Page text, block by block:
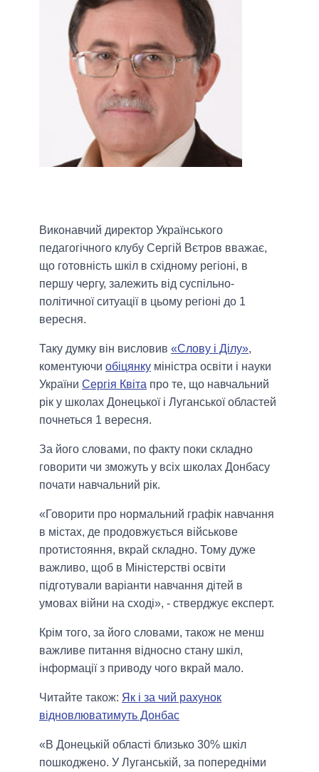
Виконавчий директор Українського
педагогічного клубу Сергій Вєтров вважає,
що готовність шкіл в східному регіоні, в
першу чергу, залежить від суспільно-
політичної ситуації в цьому регіоні до 1
вересня.
Таку думку він висловив «Слову і Ділу»,
коментуючи обіцянку міністра освіти і науки
України Сергія Квіта про те, що навчальний
рік у школах Донецької і Луганської областей
почнеться 1 вересня.
За його словами, по факту поки складно
говорити чи зможуть у всіх школах Донбасу
почати навчальний рік.
«Говорити про нормальний графік навчання
в містах, де продовжується військове
протистояння, вкрай складно. Тому дуже
важливо, щоб в Міністерстві освіти
підготували варіанти навчання дітей в
умовах війни на сході», - стверджує експерт.
Крім того, за його словами, також не менш
важливе питання відносно стану шкіл,
інформації з приводу чого вкрай мало.
Читайте також: Як і за чий рахунок
відновлюватимуть Донбас
«В Донецькій області близько 30% шкіл
пошкоджено. У Луганській, за попередніми